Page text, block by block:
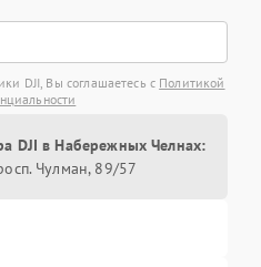
DJI, Вы соглашаетесь с Политикой
DJI в Набережных Челнах:
Чулман, 89/57